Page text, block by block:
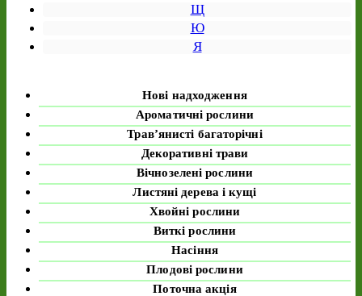
Щ
Ю
Я
Нові надходження
Ароматичні рослини
Трав’янисті багаторічні
Декоративні трави
Вічнозелені рослини
Листяні дерева і кущі
Хвойні рослини
Виткі рослини
Насіння
Плодові рослини
Поточна акція